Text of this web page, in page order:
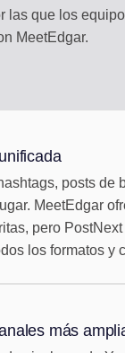
las que los
MeetEdgar.
posts de
MeetEdgar
pero
los formatos y
más